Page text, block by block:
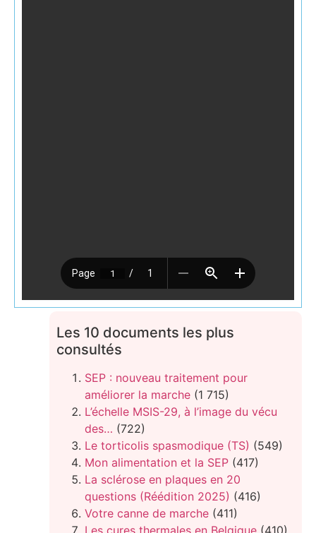
Les 10 documents les plus
consultés
SEP : nouveau traitement pour
améliorer la marche (1 715)
L’échelle MSIS-29, à l’image du vécu
des… (722)
Le torticolis spasmodique (TS) (549)
Mon alimentation et la SEP (417)
La sclérose en plaques en 20
questions (Réédition 2025) (416)
Votre canne de marche (411)
Les cures thermales en Belgique (410)